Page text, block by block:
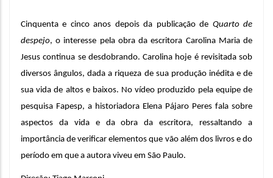
Cinquenta e cinco anos depois da publicação de Quarto de
despejo, o interesse pela obra da escritora Carolina Maria de
Jesus continua se desdobrando. Carolina hoje é revisitada sob
diversos ângulos, dada a riqueza de sua produção inédita e de
sua vida de altos e baixos. No vídeo produzido pela equipe de
pesquisa Fapesp, a historiadora Elena Pájaro Peres fala sobre
aspectos da vida e da obra da escritora, ressaltando a
importância de verificar elementos que vão além dos livros e do
período em que a autora viveu em São Paulo.